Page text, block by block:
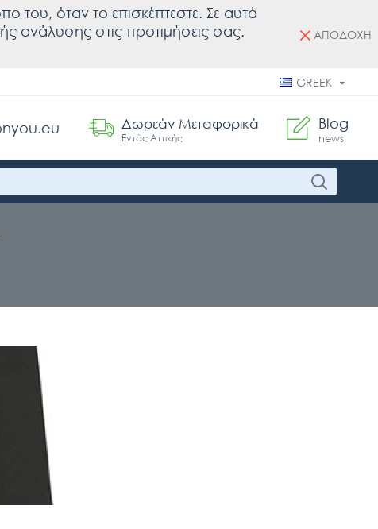
του, όταν το επισκέπτεστε. Σε αυτά
ανάλυσης στις προτιμήσεις σας.
ΑΠΟΔΟΧΗ
GREEK
Δωρεάν Μεταφορικά
Εντός Αττικής
Blog
news